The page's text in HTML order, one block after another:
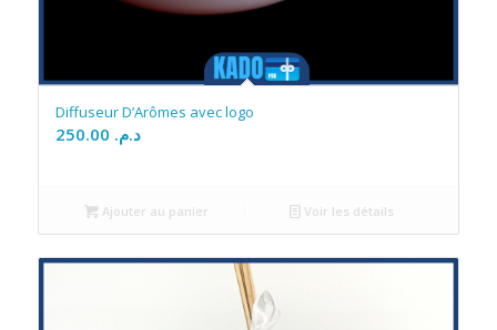
Diffuseur D’Arômes avec logo
د.م.
Ajouter au panier Voir les détails